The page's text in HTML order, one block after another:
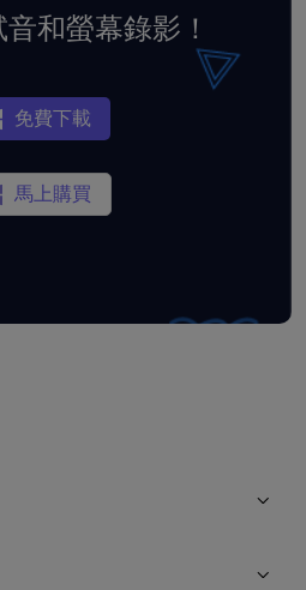
和螢幕錄影！
免費下載
馬上購買